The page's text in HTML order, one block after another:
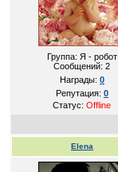
Группа: Я - робот
Сообщений:2
Награды: 0
Репутация: 0
Статус:Offline
Elena